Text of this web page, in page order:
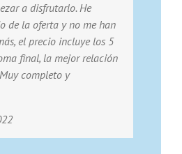
a disfrutarlo. He
de la oferta y no me han
el precio incluye los 5
final, la mejor relación
completo y